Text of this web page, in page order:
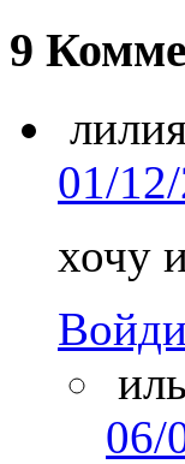
9
01/
хочу
06/